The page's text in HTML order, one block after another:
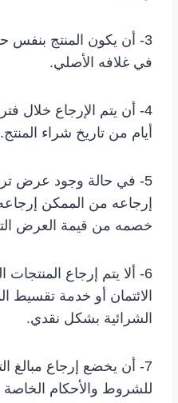
3- أن يكون المنتج بنفس
في غلافه الأصلي.
أيام من تاريخ شراء المنتج.
5- في حالة وجود عرض
إرجاعه من الممكن إرجاعه
خصمه من قيمة العرض
6- ألا يتم إرجاع
الائتمان أو خدمة تقسيط
الشرائية بشكل نقدي.
7- أن يخضع إرجاع مبالغ
للشروط والأحكام الخاصة